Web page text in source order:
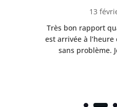
13
Très bon rapport
est arrivée à
sans problème.